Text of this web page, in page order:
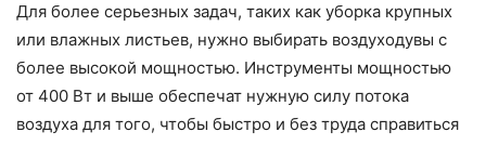
Для более серьезных задач, таких как уборка крупных
или влажных листьев, нужно выбирать воздуходувы с
более высокой мощностью. Инструменты мощностью
от 400 Вт и выше обеспечат нужную силу потока
воздуха для того, чтобы быстро и без труда справиться